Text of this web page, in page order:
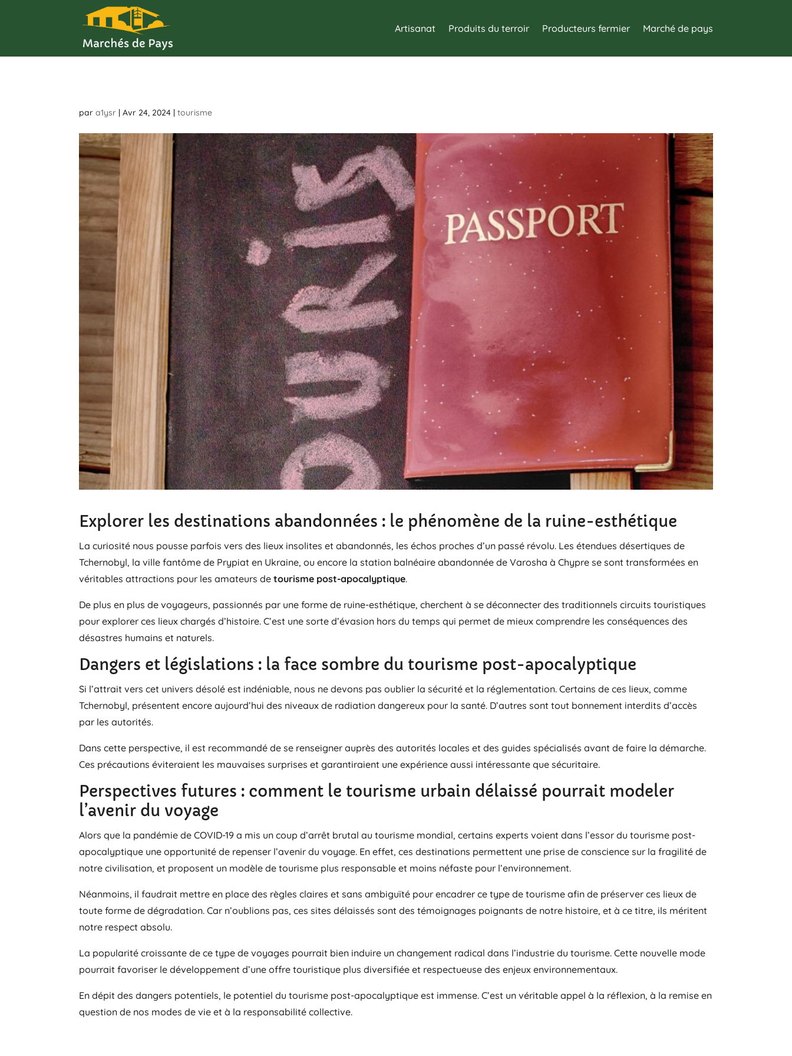
Artisanat Produits du terroir Producteurs fermier Marché de pays
para1ysr |Avr 24, 2024 |tourisme
Explorer les destinations abandonnées : le phénomène de la ruine-esthétique
La curiosité nous pousse parfois vers des lieux insolites et abandonnés, les échos proches d’un passé révolu. Les étendues désertiques de
Tchernobyl, la ville fantôme de Prypiat en Ukraine, ou encore la station balnéaire abandonnée de Varosha à Chypre se sont transformées en
véritables attractions pour les amateurs detourisme post-apocalyptique.
De plus en plus de voyageurs, passionnés par une forme de ruine-esthétique, cherchent à se déconnecter des traditionnels circuits touristiques
pour explorer ces lieux chargés d’histoire. C’est une sorte d’évasion hors du temps qui permet de mieux comprendre les conséquences des
désastres humains et naturels.
Dangers et législations : la face sombre du tourisme post-apocalyptique
Si l’attrait vers cet univers désolé est indéniable, nous ne devons pas oublier la sécurité et la réglementation. Certains de ces lieux, comme
Tchernobyl, présentent encore aujourd’hui des niveaux de radiation dangereux pour la santé. D’autres sont tout bonnement interdits d’accès
par les autorités.
Dans cette perspective, il est recommandé de se renseigner auprès des autorités locales et des guides spécialisés avant de faire la démarche.
Ces précautions éviteraient les mauvaises surprises et garantiraient une expérience aussi intéressante que sécuritaire.
Perspectives futures : comment le tourisme urbain délaissé pourrait modeler
l’avenir du voyage
Alors que la pandémie de COVID-19 a mis un coup d’arrêt brutal au tourisme mondial, certains experts voient dans l’essor du tourisme post-
apocalyptique une opportunité de repenser l’avenir du voyage. En effet, ces destinations permettent une prise de conscience sur la fragilité de
notre civilisation, et proposent un modèle de tourisme plus responsable et moins néfaste pour l’environnement.
Néanmoins, il faudrait mettre en place des règles claires et sans ambiguïté pour encadrer ce type de tourisme afin de préserver ces lieux de
toute forme de dégradation. Car n’oublions pas, ces sites délaissés sont des témoignages poignants de notre histoire, et à ce titre, ils méritent
notre respect absolu.
La popularité croissante de ce type de voyages pourrait bien induire un changement radical dans l’industrie du tourisme. Cette nouvelle mode
pourrait favoriser le développement d’une offre touristique plus diversifiée et respectueuse des enjeux environnementaux.
En dépit des dangers potentiels, le potentiel du tourisme post-apocalyptique est immense. C’est un véritable appel à la réflexion, à la remise en
question de nos modes de vie et à la responsabilité collective.